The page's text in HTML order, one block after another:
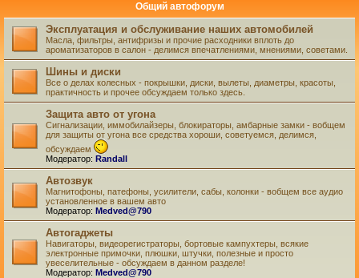
Общий автофорум
Эксплуатация и обслуживание наших автомобилей
Масла, фильтры, антифризы и прочие расходники вплоть до
ароматизаторов в салон - делимся впечатлениями, мнениями, советами.
Шины и диски
Все о делах колесных - покрышки, диски, вылеты, диаметры, красоты,
практичность и прочее обсуждаем только здесь.
Защита авто от угона
Сигнализации, иммобилайзеры, блокираторы, амбарные замки - вобщем
для защиты от угона все средства хороши, советуемся, делимся,
обсуждаем
Модератор: Randall
Автозвук
Магнитофоны, патефоны, усилители, сабы, колонки - вобщем все аудио
установленное в вашем авто
Модератор: Medved@790
Автогаджеты
Навигаторы, видеорегистраторы, бортовые кампухтеры, всякие
электронные примочки, плюшки, штучки, полезные и просто
увеселительные - обсуждаем в данном разделе!
Модератор: Medved@790